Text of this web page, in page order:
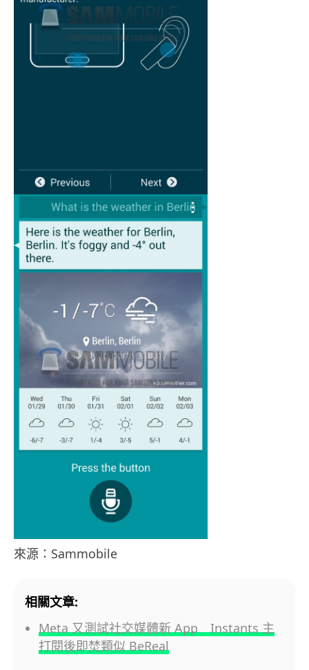
來源：Sammobile
相關文章:
Meta 又測試社交媒體新 App Instants 主
打閱後即焚類似 BeReal